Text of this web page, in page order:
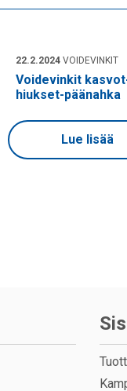
22.2.2024 VOIDEVINKIT
Voidevinkit
hiukset-päänahka
Lue lisää